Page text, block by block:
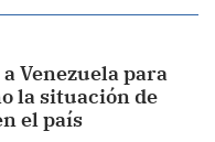
Venezuela para
la situación de
el país